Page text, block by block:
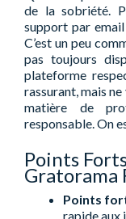
de la sobriété.
support par
C’est un peu
pas toujours
plateforme
rassurant, mais
matière de
responsable. On
Points
Gratorama
Points
rapide aux